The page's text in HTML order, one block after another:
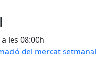
les 08:00h
del mercat setmanal